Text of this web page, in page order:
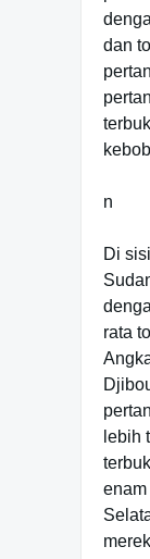
dan
n
Di
rata
lebih